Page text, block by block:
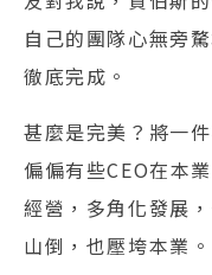
自己的團隊心無旁
徹底完成。
甚麼是完美？將一
偏偏有些CEO在本
經營，多角化發展
山倒，也壓垮本業。